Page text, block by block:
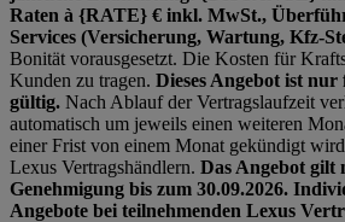
Raten à {RATE} € inkl. MwSt.,
Services (Versicherung, Wartung, Kfz-
Bonität vorausgesetzt. Die Kosten für
Kunden zu tragen. Dieses Angebot ist
gültig. Nach Ablauf der Vertragslaufzeit
automatisch um jeweils einen weiteren
einer Frist von einem Monat gekündigt
Lexus Vertragshändlern. Das Angebot gilt
Genehmigung bis zum 30.09.2026.
Angebote bei teilnehmenden Lexus